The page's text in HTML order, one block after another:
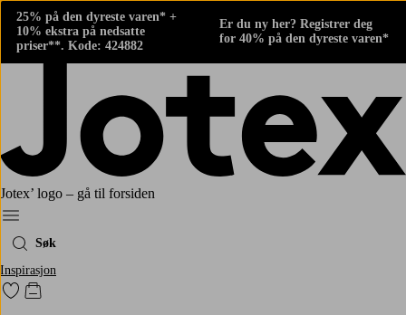
25% på den dyreste varen* +
10% ekstra på nedsatte
priser**. Kode: 424882
Er du ny her? Registrer deg
for 40% på den dyreste varen*
Jotex’ logo – gå til forsiden
Meny
Søk
Inspirasjon
Gå til favorittmerkede produkter
Gå til handlekurven